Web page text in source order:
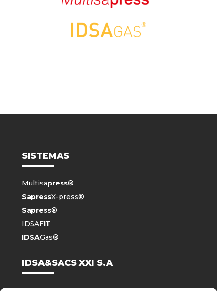
SISTEMAS
Multisapress®
SapressX-press®
Sapress®
IDSAFIT
IDSAGas®
IDSA&SACS XXI S.A
Nosotros